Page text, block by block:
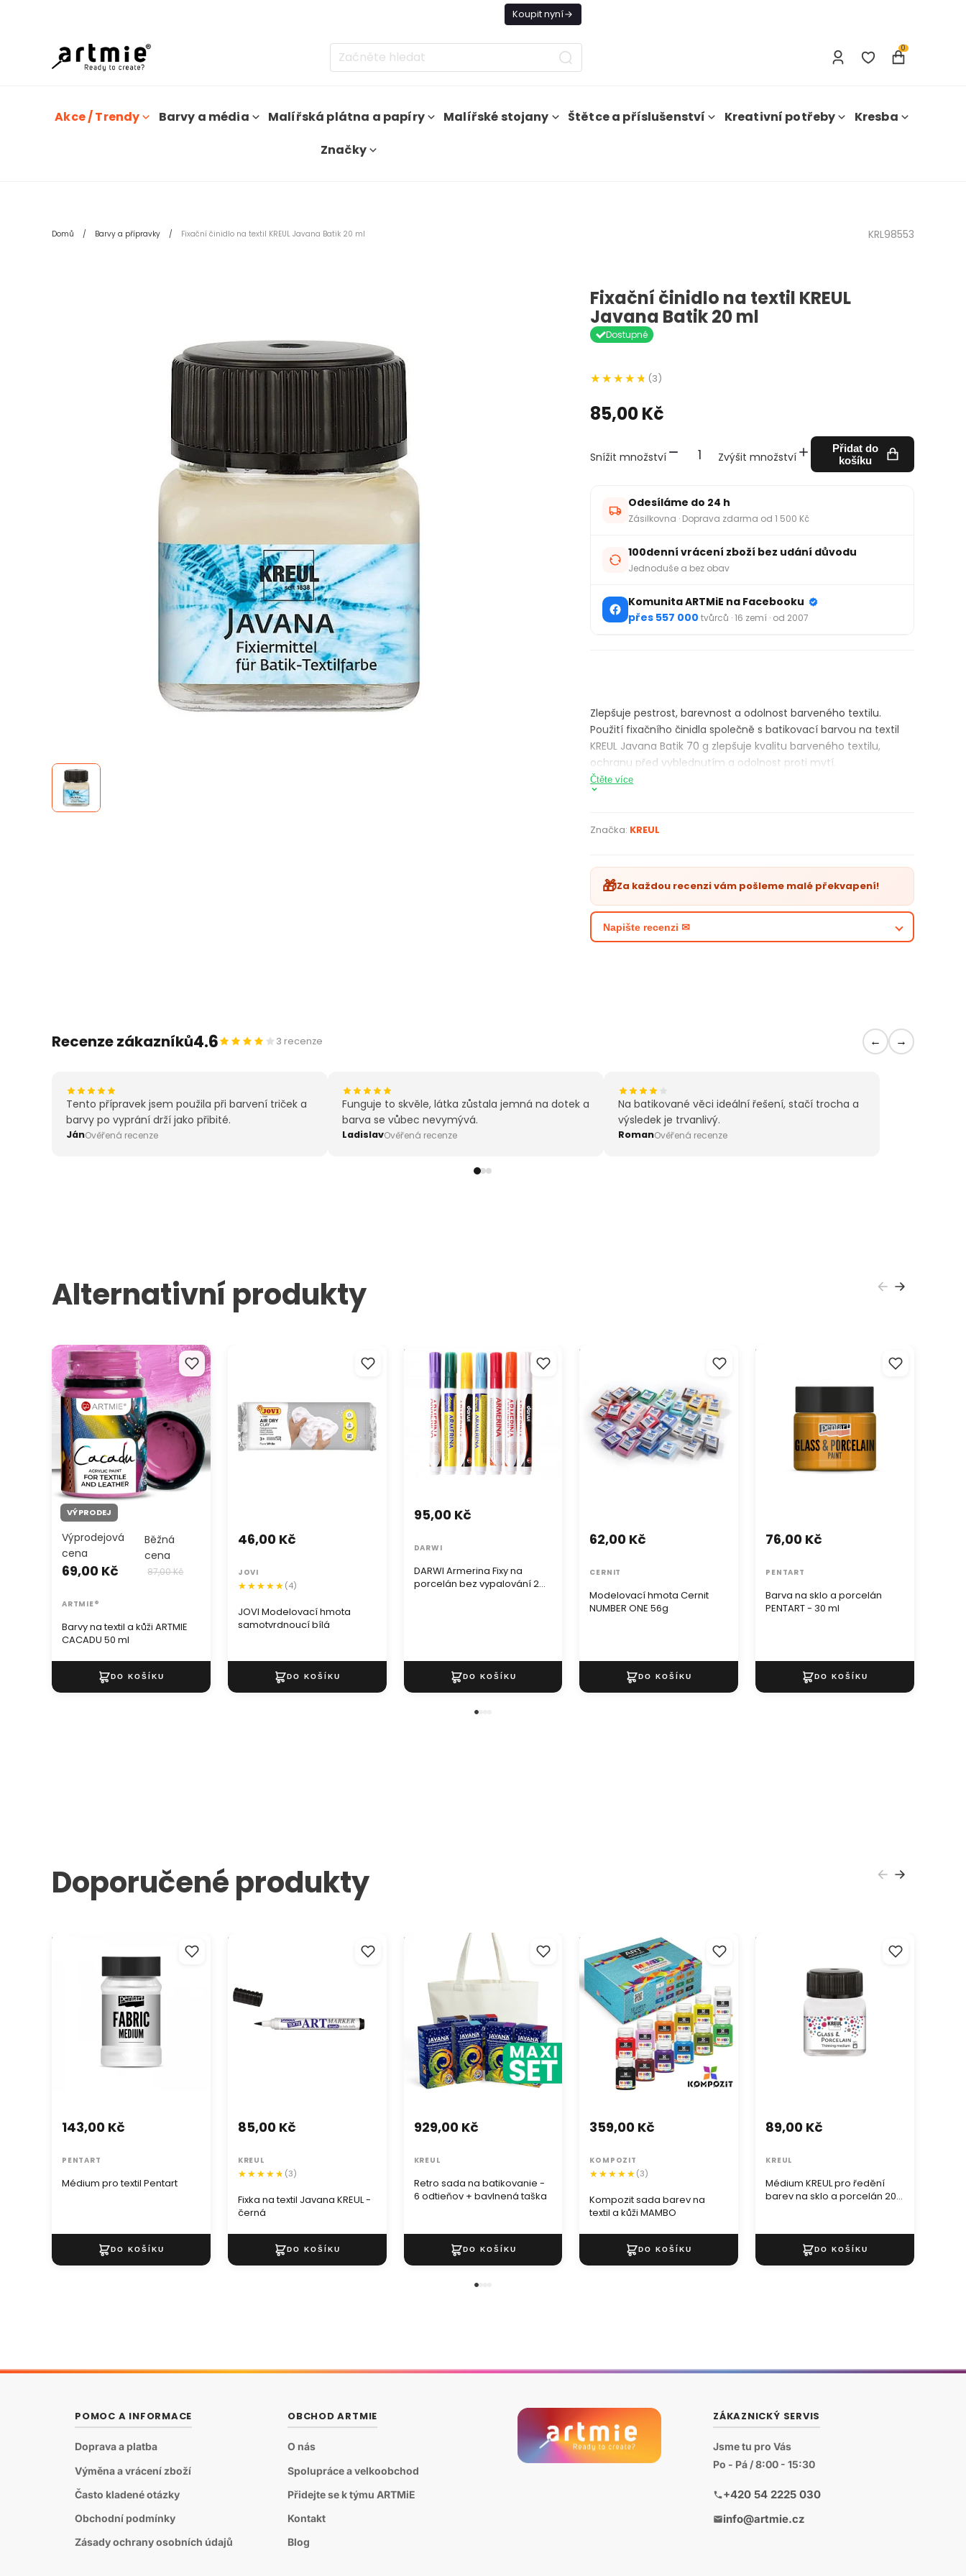
Koupit nyní
0
Akce / Trendy Barvy a média Malířská plátna a papíry Malířské stojany Štětce a příslušenství Kreativní potřeby
Kresba
Značky
Domů Barvy a přípravky Fixační činidlo na textil KREUL Javana Batik 20 ml KRL98553
Fixační činidlo na textil KREUL
Javana Batik 20 ml
Dostupné
(3)
85,00 Kč
Snížit množství Zvýšit množství
Přidat do
košíku
Odesíláme do 24 h
Zásilkovna · Doprava zdarma od 1 500 Kč
100denní vrácení zboží bez udání důvodu
Jednoduše a bez obav
Komunita ARTMiE na Facebooku
přes 557 000 tvůrců · 16 zemí · od 2007
Zlepšuje pestrost, barevnost a odolnost barveného textilu.
Použití fixačního činidla společně s batikovací barvou na textil
KREUL Javana Batik 70 g zlepšuje kvalitu barveného textilu,
ochranu před vyblednutím a odolnost proti mytí.
Čtěte více
Značka: KREUL
🎁Za každou recenzi vám pošleme malé překvapení!
Napište recenzi ✉
Recenze zákazníků4.6 3 recenze ← →
Tento přípravek jsem použila při barvení triček a
barvy po vyprání drží jako přibité.
JánOvěřená recenze
Funguje to skvěle, látka zůstala jemná na dotek a
barva se vůbec nevymývá.
LadislavOvěřená recenze
Na batikované věci ideální řešení, stačí trocha a
výsledek je trvanlivý.
RomanOvěřená recenze
Alternativní produkty
Barvy na textil a kůži ARTMIE
CACADU 50 ml
VÝPRODEJ
Barvy na textil a kůži ARTMIE
CACADU 50 ml
Výprodejová
cena
69,00 Kč
Běžná
cena
87,00 Kč
ARTMIE®
JOVI Modelovací hmota
samotvrdnoucí bílá
46,00 Kč
JOVI
(4)
DARWI Armerina Fixy na
porcelán bez vypalování 2 mm
/ 6 ml
DARWI Armerina Fixy na
porcelán bez vypalování 2
95,00 Kč
DARWI
Modelovací hmota Cernit
Modelovací hmota Cernit
NUMBER ONE 56g
62,00 Kč
CERNIT
Barva na sklo a porcelán
Barva na sklo a porcelán
PENTART - 30 ml
76,00 Kč
PENTART
Doporučené produkty
Médium pro textil Pentart
Médium pro textil Pentart
143,00 Kč
PENTART
Fixka na textil Javana KREUL -
Fixka na textil Javana KREUL -
černá
85,00 Kč
KREUL
(3)
Retro sada na batikovanie - 6
odtieňov + bavlnená taška
Retro sada na batikovanie -
6 odtieňov + bavlnená taška
929,00 Kč
KREUL
Kompozit sada barev na textil
a kůži MAMBO
Kompozit sada barev na
textil a kůži MAMBO
359,00 Kč
KOMPOZIT
(3)
Médium KREUL pro ředění barev
Médium KREUL pro ředění
barev na sklo a porcelán 20
89,00 Kč
KREUL
POMOC A INFORMACE
Doprava a platba
Výměna a vrácení zboží
Často kladené otázky
Obchodní podmínky
Zásady ochrany osobních údajů
OBCHOD ARTMIE
O nás
Spolupráce a velkoobchod
Přidejte se k týmu ARTMiE
Kontakt
Blog
ZÁKAZNICKÝ SERVIS
Jsme tu pro Vás
Po - Pá / 8:00 - 15:30
+420 54 2225 030
info@artmie.cz